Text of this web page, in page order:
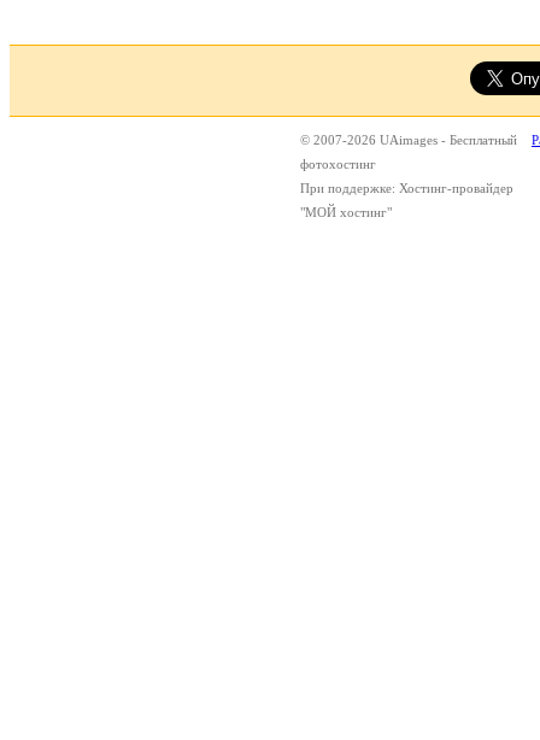
© 2007-2026 UAimages - Бесплатный
фотохостинг
При поддержке: Хостинг-провайдер
"МОЙ хостинг"